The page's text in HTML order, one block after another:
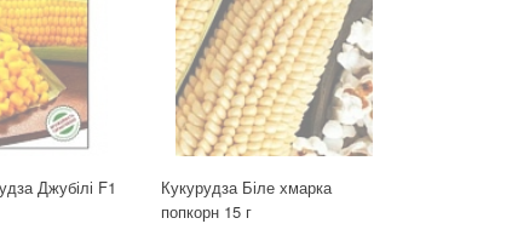
Джубілі F1
Кукурудза Біле хмарка
попкорн 15 г